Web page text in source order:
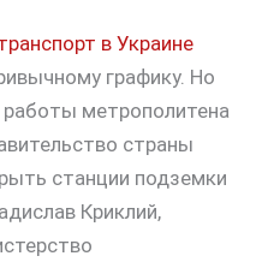
в Украине
графику. Но
метрополитена
страны
станции подземки
Криклий,